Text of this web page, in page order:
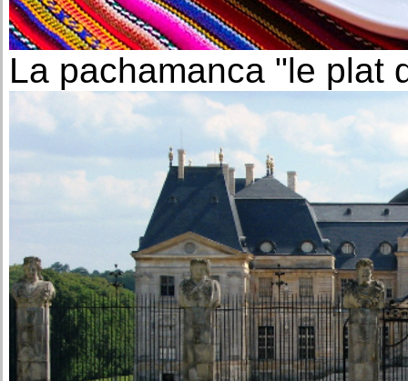
La pachamanca "le plat